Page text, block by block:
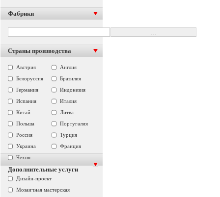
Фабрики
Страны производства
Австрия
Англия
Белоруссия
Бразилия
Германия
Индонезия
Испания
Италия
Китай
Литва
Польша
Португалия
Россия
Турция
Украина
Франция
Чехия
Дополнительные услуги
Дизайн-проект
Мозаичная мастерская